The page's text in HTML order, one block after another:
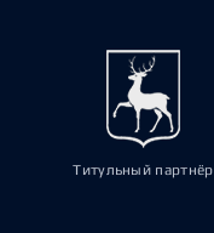
Титульный партнёр